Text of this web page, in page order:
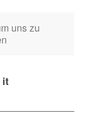
uns zu
it